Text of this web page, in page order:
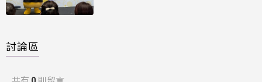
討論區